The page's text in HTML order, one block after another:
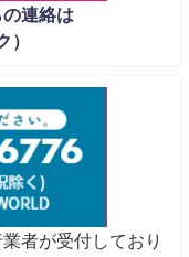
連絡は
）
者が受付しており